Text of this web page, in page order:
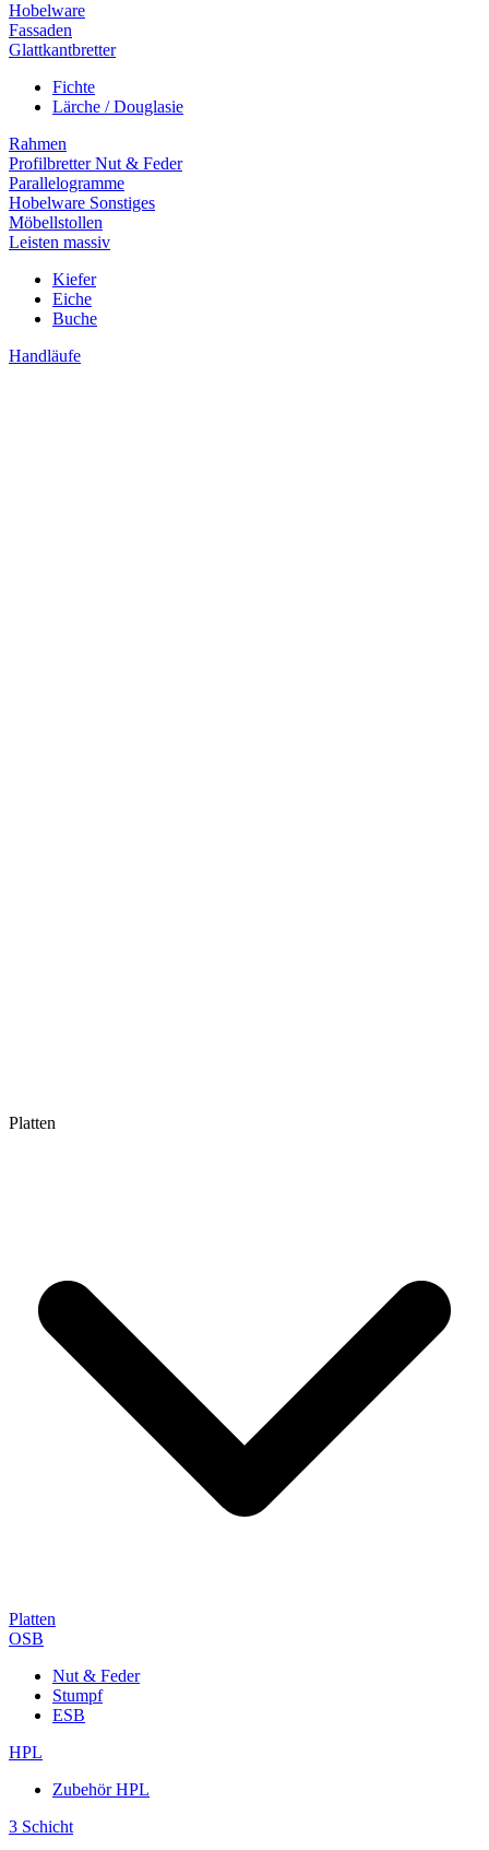
Hobelware
Fassaden
Glattkantbretter
Fichte
Lärche / Douglasie
Rahmen
Profilbretter Nut & Feder
Parallelogramme
Hobelware Sonstiges
Möbellstollen
Leisten massiv
Kiefer
Eiche
Buche
Handläufe
Platten
Platten
OSB
Nut & Feder
Stumpf
ESB
HPL
Zubehör HPL
3 Schicht